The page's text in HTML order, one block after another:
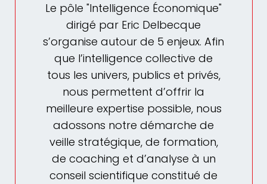
Le pôle "Intelligence Économique"
dirigé par Eric Delbecque
s’organise autour de 5 enjeux. Afin
que l’intelligence collective de
tous les univers, publics et privés,
nous permettent d’offrir la
meilleure expertise possible, nous
adossons notre démarche de
veille stratégique, de formation,
de coaching et d’analyse à un
conseil scientifique constitué de